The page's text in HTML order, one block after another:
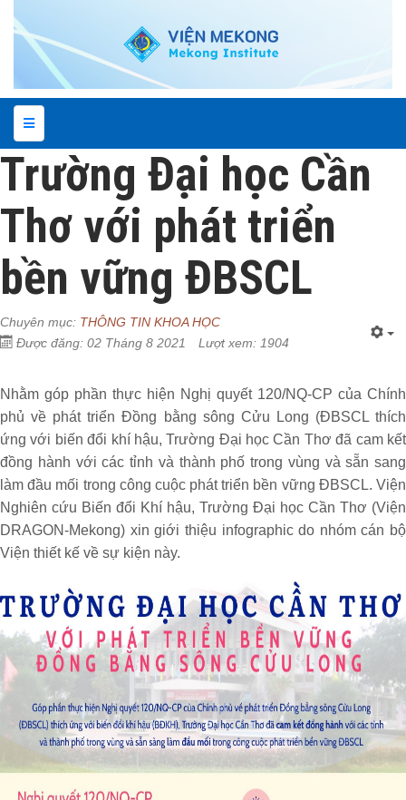
Trường Đại học Cần
Thơ với phát triển
bền vững ĐBSCL
Chuyên mục: THÔNG TIN KHOA HỌC
Được đăng: 02 Tháng 8 2021
Lượt xem: 1904
Nhằm góp phần thực hiện Nghị quyết 120/NQ-CP của Chính
phủ về phát triển Đồng bằng sông Cửu Long (ĐBSCL thích
ứng với biến đổi khí hậu, Trường Đại học Cần Thơ đã cam kết
đồng hành với các tỉnh và thành phố trong vùng và sẵn sang
làm đầu mối trong công cuộc phát triển bền vững ĐBSCL. Viện
Nghiên cứu Biến đổi Khí hậu, Trường Đại học Cần Thơ (Viện
DRAGON-Mekong) xin giới thiệu infographic do nhóm cán bộ
Viện thiết kế về sự kiện này.